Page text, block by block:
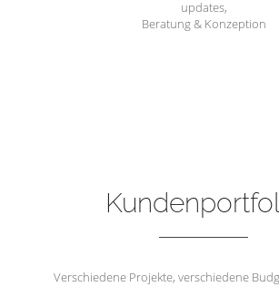
updates,
Beratung & Konzeption
Verschiedene Projekte, verschiedene